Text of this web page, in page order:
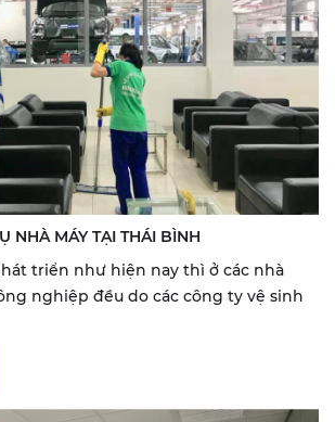
NHÀ MÁY TẠI THÁI BÌNH
triển như hiện nay thì ở các nhà
nghiệp đều do các công ty vệ sinh